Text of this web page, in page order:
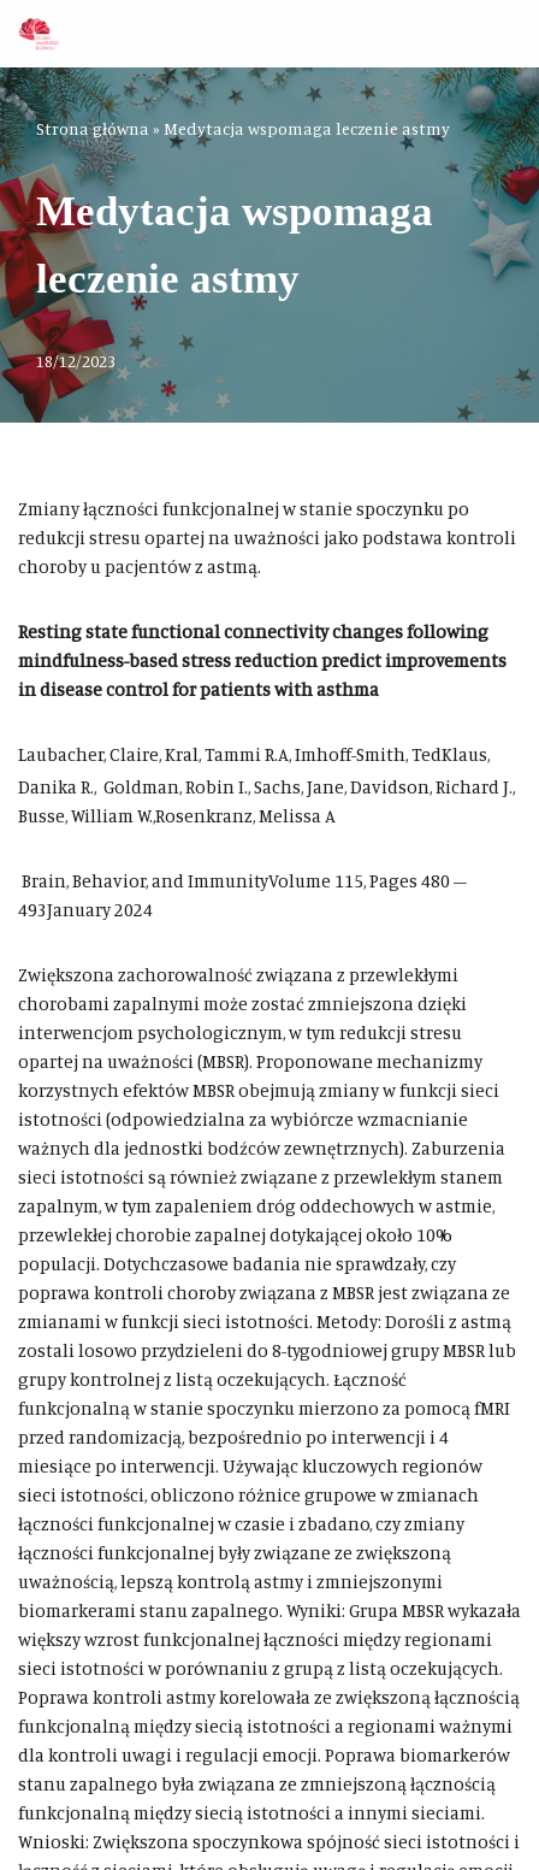
Przejdź
do
treści
Strona główna » Medytacja wspomaga leczenie astmy
Medytacja wspomaga
leczenie astmy
18/12/2023
Zmiany łączności funkcjonalnej w stanie spoczynku po
redukcji stresu opartej na uważności jako podstawa kontroli
choroby u pacjentów z astmą.
Resting state functional connectivity changes following
mindfulness-based stress reduction predict improvements
in disease control for patients with asthma
Laubacher, Claire, Kral, Tammi R.A, Imhoff-Smith, TedKlaus,
Danika R., Goldman, Robin I., Sachs, Jane, Davidson, Richard J.,
Busse, William W.,Rosenkranz, Melissa A
Brain, Behavior, and ImmunityVolume 115, Pages 480 –
493January 2024
Zwiększona zachorowalność związana z przewlekłymi
chorobami zapalnymi może zostać zmniejszona dzięki
interwencjom psychologicznym, w tym redukcji stresu
opartej na uważności (MBSR). Proponowane mechanizmy
korzystnych efektów MBSR obejmują zmiany w funkcji sieci
istotności (odpowiedzialna za wybiórcze wzmacnianie
ważnych dla jednostki bodźców zewnętrznych). Zaburzenia
sieci istotności są również związane z przewlekłym stanem
zapalnym, w tym zapaleniem dróg oddechowych w astmie,
przewlekłej chorobie zapalnej dotykającej około 10%
populacji. Dotychczasowe badania nie sprawdzały, czy
poprawa kontroli choroby związana z MBSR jest związana ze
zmianami w funkcji sieci istotności. Metody: Dorośli z astmą
zostali losowo przydzieleni do 8-tygodniowej grupy MBSR lub
grupy kontrolnej z listą oczekujących. Łączność
funkcjonalną w stanie spoczynku mierzono za pomocą fMRI
przed randomizacją, bezpośrednio po interwencji i 4
miesiące po interwencji. Używając kluczowych regionów
sieci istotności, obliczono różnice grupowe w zmianach
łączności funkcjonalnej w czasie i zbadano, czy zmiany
łączności funkcjonalnej były związane ze zwiększoną
uważnością, lepszą kontrolą astmy i zmniejszonymi
biomarkerami stanu zapalnego. Wyniki: Grupa MBSR wykazała
większy wzrost funkcjonalnej łączności między regionami
sieci istotności w porównaniu z grupą z listą oczekujących.
Poprawa kontroli astmy korelowała ze zwiększoną łącznością
funkcjonalną między siecią istotności a regionami ważnymi
dla kontroli uwagi i regulacji emocji. Poprawa biomarkerów
stanu zapalnego była związana ze zmniejszoną łącznością
funkcjonalną między siecią istotności a innymi sieciami.
Wnioski: Zwiększona spoczynkowa spójność sieci istotności i